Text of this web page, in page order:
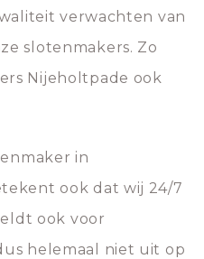
verwachten van
slotenmakers. Zo
Nijeholtpade ook
in
ook dat wij 24/7
ook voor
helemaal niet uit op